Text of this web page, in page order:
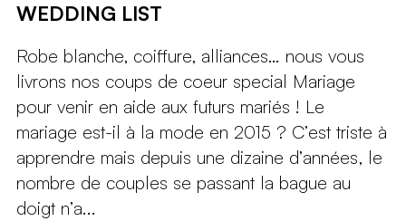
WEDDING LIST
Robe blanche, coiffure, alliances… nous vous
livrons nos coups de coeur special Mariage
pour venir en aide aux futurs mariés ! Le
mariage est-il à la mode en 2015 ? C’est triste à
apprendre mais depuis une dizaine d’années, le
nombre de couples se passant la bague au
doigt n’a...